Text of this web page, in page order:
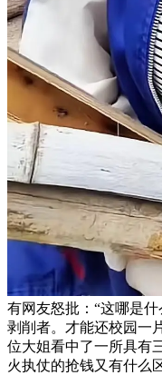
有网友怒批：“这哪是
剥削者。才能还校园一
位大姐看中了一所具有
火执仗的抢钱又有什么